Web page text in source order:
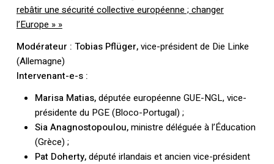
rebâtir une sécurité collective européenne ; changer
l’Europe » »
Modérateur : Tobias Pflüger,vice-président de Die Linke
(Allemagne)
Intervenant-e-s :
Marisa Matias,députée européenne GUE-NGL, vice-
présidente du PGE (Bloco-Portugal) ;
Sia Anagnostopoulou,ministre déléguée à l’Éducation
(Grèce) ;
Pat Doherty,député irlandais et ancien vice-président